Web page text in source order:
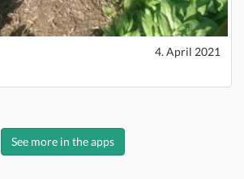
4. April 2021
See more in the apps